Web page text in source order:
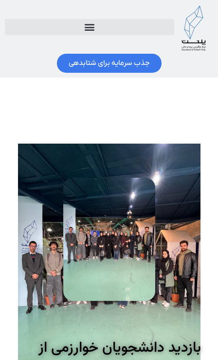
جذب سرمایه برای شتابدهی
بازدید دانشجویان خوارزمی از